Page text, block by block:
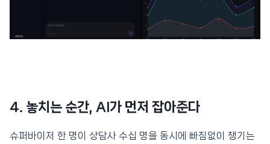
4. 놓치는 순간, AI가 먼저 잡아준다
슈퍼바이저 한 명이 상담사 수십 명을 동시에 빠짐없이 챙기는